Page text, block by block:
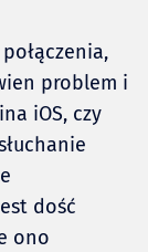
problem i
iOS, czy
dość
ono